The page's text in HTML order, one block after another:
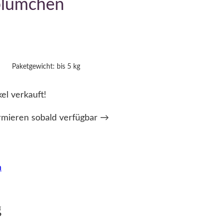
Paketgewicht: bis 5 kg
verkauft!
sobald verfügbar →